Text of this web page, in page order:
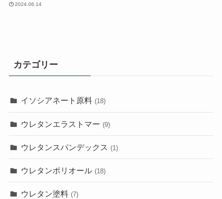
2024.06.14
カテゴリー
イソシアネート原料 (18)
ウレタンエラストマー (9)
ウレタンスパンデックス (1)
ウレタンポリオール (18)
ウレタン塗料 (7)